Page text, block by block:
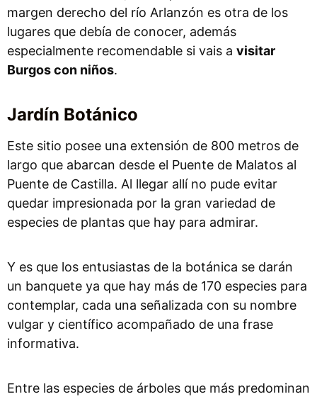
margen derecho del río Arlanzón es otra de los
lugares que debía de conocer, además
especialmente recomendable si vais a visitar
Burgos con niños.
Jardín Botánico
Este sitio posee una extensión de 800 metros de
largo que abarcan desde el Puente de Malatos al
Puente de Castilla. Al llegar allí no pude evitar
quedar impresionada por la gran variedad de
especies de plantas que hay para admirar.
Y es que los entusiastas de la botánica se darán
un banquete ya que hay más de 170 especies para
contemplar, cada una señalizada con su nombre
vulgar y científico acompañado de una frase
informativa.
Entre las especies de árboles que más predominan